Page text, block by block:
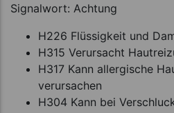
Signalwort: Achtung
H226 Flüssigkeit und
H315 Verursacht
H317 Kann allergische
verursachen
H304 Kann bei